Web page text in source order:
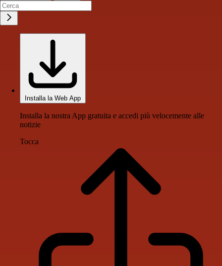
Installa la Web App
Installa la nostra App gratuita e accedi più velocemente alle
notizie
Tocca